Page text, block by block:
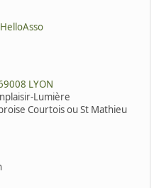
LYON
Lumière
Courtois ou St Mathieu